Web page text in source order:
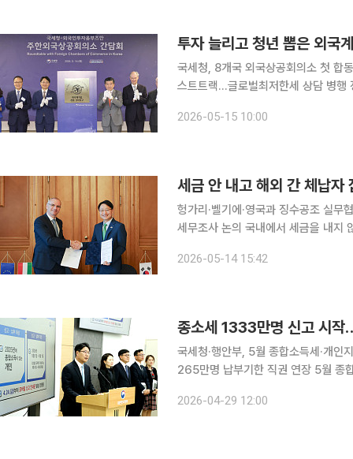
투자 늘리고 청년 뽑은 외국
국세청, 8개국 외국상공회의소 첫 합
스트트랙…글로벌최저한세 상담 병행 정부가 외국계 기업의 세금 리스크를 낮춰 국내 투자와 청년
로 1년간 국제조세 분야 법인세 신고
2026-05-15 10:00
세금 안 내고 해외 간 체납
헝가리·벨기에·영국과 징수공조 실
세무조사 논의 국내에서 세금을 내지 않은 채 해외로 빠져나간 체납자에 대한 국세청의 추적망이 유
인 고액체납자와 역외탈세 혐의자에
2026-05-14 15:42
종소세 1333만명 신고 시
국세청·행안부, 5월 종합소득세·개
265만명 납부기한 직권 연장 5월 종합소득세 신고가 1333만명을 대상으로 시작된다. 올해는 홈택
모두채움 서비스 대상도 717만명으
2026-04-29 12:00